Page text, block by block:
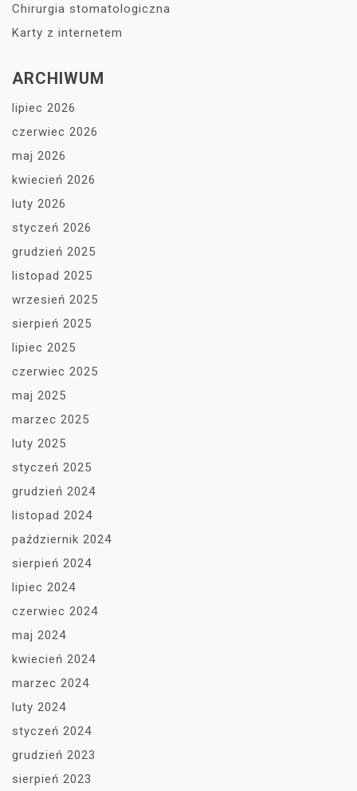
Chirurgia stomatologiczna
Karty z internetem
ARCHIWUM
lipiec 2026
czerwiec 2026
maj 2026
kwiecień 2026
luty 2026
styczeń 2026
grudzień 2025
listopad 2025
wrzesień 2025
sierpień 2025
lipiec 2025
czerwiec 2025
maj 2025
marzec 2025
luty 2025
styczeń 2025
grudzień 2024
listopad 2024
październik 2024
sierpień 2024
lipiec 2024
czerwiec 2024
maj 2024
kwiecień 2024
marzec 2024
luty 2024
styczeń 2024
grudzień 2023
sierpień 2023